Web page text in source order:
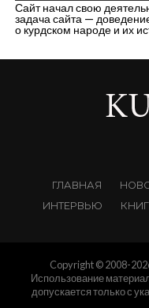
Сайт начал свою
задача сайта —
о курдском народе и их
ГЛАВНАЯ
ИНТЕРВЬЮ
Copyright © 2008-
Использование
допускается только с